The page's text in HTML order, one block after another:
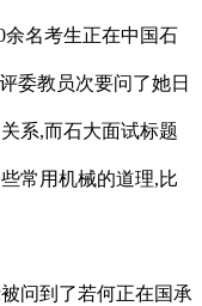
名考生正在中国石
委教员次要问了她日
系,而石大面试标题
常用机械的道理,比
问到了若何正在国承